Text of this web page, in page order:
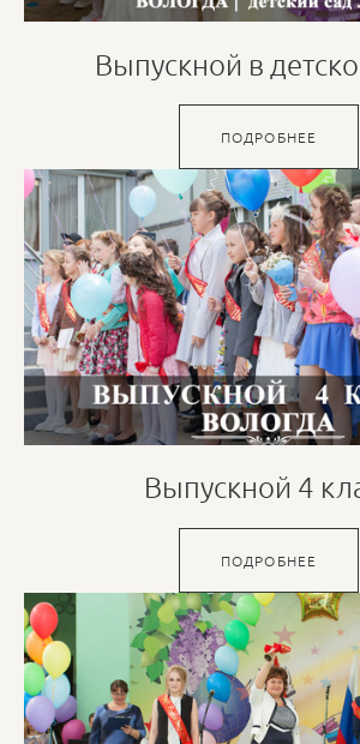
Выпускной в
ПОДРОБНЕЕ
Выпускной 4
ПОДРОБНЕЕ